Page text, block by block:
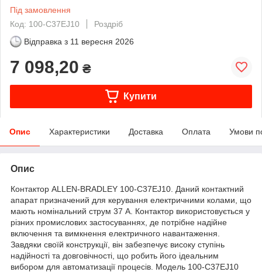
Під замовлення
Код: 100-C37EJ10
Роздріб
Відправка з 11 вересня 2026
7 098,20 ₴
Купити
Опис Характеристики Доставка Оплата Умови
Опис
Контактор ALLEN-BRADLEY 100-C37EJ10. Даний контактний
апарат призначений для керування електричними колами, що
мають номінальний струм 37 А. Контактор використовується у
різних промислових застосуваннях, де потрібне надійне
включення та вимкнення електричного навантаження.
Завдяки своїй конструкції, він забезпечує високу ступінь
надійності та довговічності, що робить його ідеальним
вибором для автоматизації процесів. Модель 100-C37EJ10